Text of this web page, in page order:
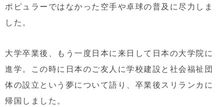
ポピュラーではなかった空手や卓球の普及に尽力しま
した。
大学卒業後、もう一度日本に来日して日本の大学院に
進学。この時に日本のご友人に学校建設と社会福祉団
体の設立という夢について語り、卒業後スリランカに
帰国しました。